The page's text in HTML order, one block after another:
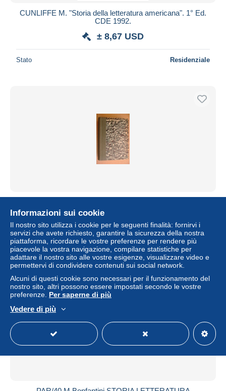
CUNLIFFE M. "Storia della letteratura americana". 1° Ed.
CDE 1992.
± 8,67 USD
Stato Residenziale
Signorelli 1937
± 11,56 USD
Stato Residenziale
Informazioni sui cookie
Il nostro sito utilizza i cookie per le seguenti finalità: fornirvi i
servizi che avete richiesto, garantire la sicurezza della nostra
piattaforma, ricordare le vostre preferenze per rendere più
piacevole la vostra navigazione, compilare statistiche per
adattare il nostro sito alle vostre esigenze, visualizzare video e
permettervi di condividere contenuti sui social network.
Alcuni di questi cookie sono necessari per il funzionamento del
nostro sito, altri possono essere impostati secondo le vostre
preferenze. Per saperne di più
Vedere di più